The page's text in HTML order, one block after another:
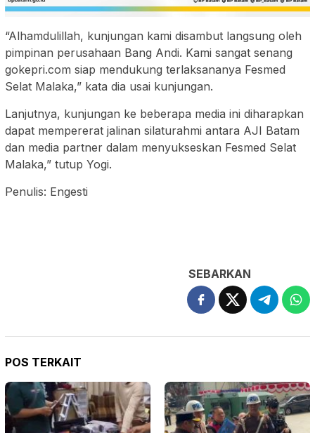
“Alhamdulillah, kunjungan kami disambut langsung oleh
pimpinan perusahaan Bang Andi. Kami sangat senang
gokepri.com siap mendukung terlaksananya Fesmed
Selat Malaka,” kata dia usai kunjungan.
Lanjutnya, kunjungan ke beberapa media ini diharapkan
dapat mempererat jalinan silaturahmi antara AJI Batam
dan media partner dalam menyukseskan Fesmed Selat
Malaka,” tutup Yogi.
Penulis: Engesti
SEBARKAN
POS TERKAIT